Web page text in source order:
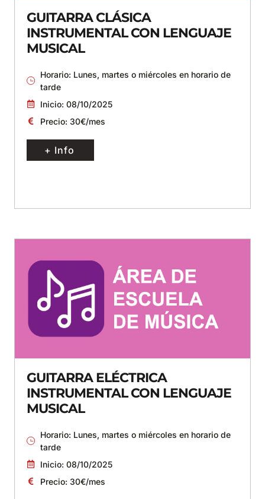
GUITARRA CLÁSICA
INSTRUMENTAL CON LENGUAJE
MUSICAL
Horario: Lunes, martes o miércoles en horario de
tarde
Inicio: 08/10/2025
Precio: 30€/mes
+ Info
GUITARRA ELÉCTRICA
INSTRUMENTAL CON LENGUAJE
MUSICAL
Horario: Lunes, martes o miércoles en horario de
tarde
Inicio: 08/10/2025
Precio: 30€/mes